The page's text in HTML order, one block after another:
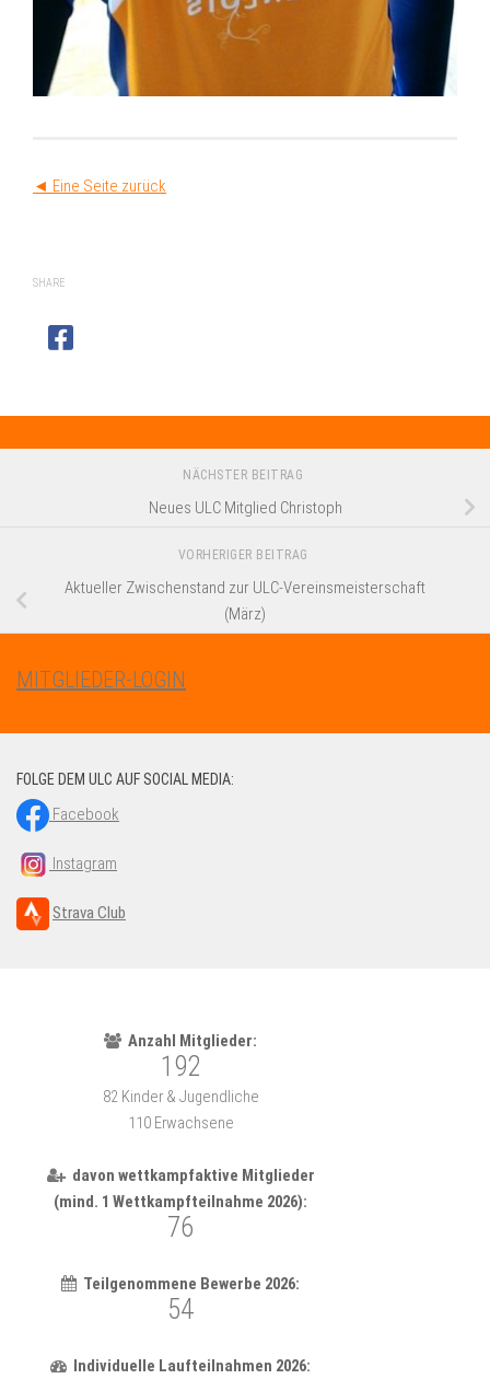
◄ Eine Seite zurück
SHARE
NÄCHSTER BEITRAG
Neues ULC Mitglied Christoph
VORHERIGER BEITRAG
Aktueller Zwischenstand zur ULC-Vereinsmeisterschaft
(März)
MITGLIEDER-LOGIN
FOLGE DEM ULC AUF SOCIAL MEDIA:
Facebook
Instagram
Strava Club